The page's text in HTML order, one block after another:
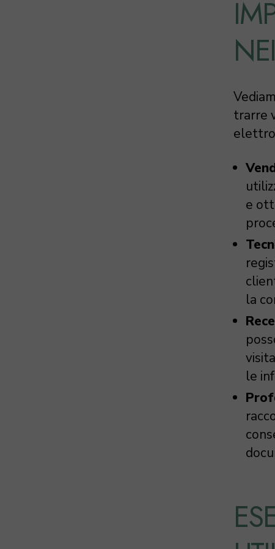
trarre
e
la
le